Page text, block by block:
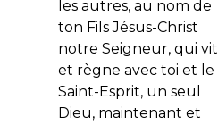
les autres, au nom de
ton Fils Jésus-Christ
notre Seigneur, qui vit
et règne avec toi et le
Saint-Esprit, un seul
Dieu, maintenant et